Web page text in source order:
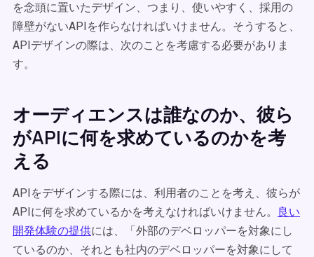
を念頭に置いたデザイン、つまり、使いやすく、採用の
障壁がないAPIを作らなければいけません。そうすると、
APIデザインの際は、次のことを考慮する必要がありま
す。
オーディエンスは誰なのか、彼ら
がAPIに何を求めているのかを考
える
APIをデザインする際には、利用者のことを考え、彼らが
APIに何を求めているかを考えなければいけません。
良い
開発体験の提供には、「外部のデベロッパーを対象にし
ているのか、それとも社内のデベロッパーを対象にして